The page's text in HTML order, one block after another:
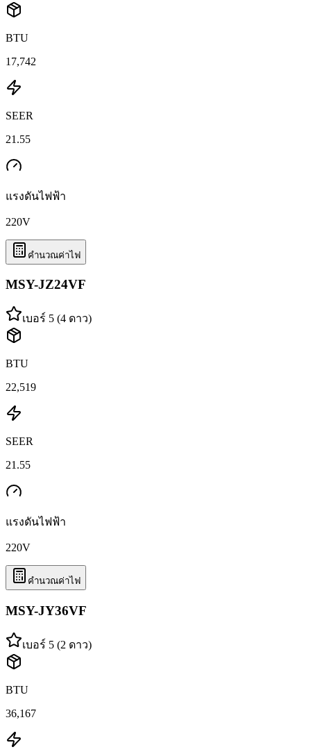
BTU
17,742
SEER
21.55
แรงดันไฟฟ้า
220V
คำนวณค่าไฟ
MSY-JZ24VF
เบอร์ 5 (4 ดาว)
BTU
22,519
SEER
21.55
แรงดันไฟฟ้า
220V
คำนวณค่าไฟ
MSY-JY36VF
เบอร์ 5 (2 ดาว)
BTU
36,167